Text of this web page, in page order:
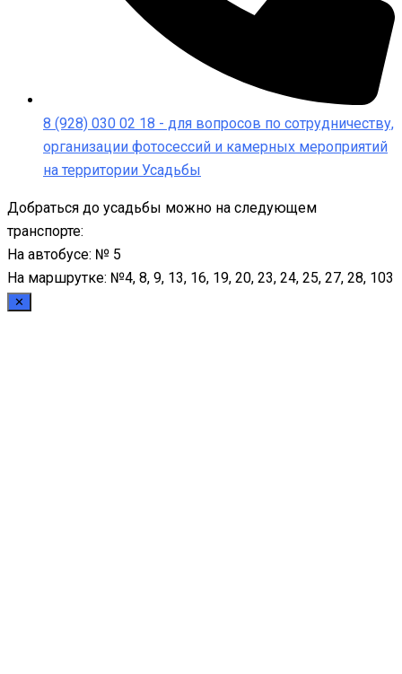
8 (928) 030 02 18 - для вопросов по сотрудничеству,
организации фотосессий и камерных мероприятий
на территории Усадьбы
Добраться до усадьбы можно на следующем
транспорте:
На автобусе: № 5
На маршрутке: №4, 8, 9, 13, 16, 19, 20, 23, 24, 25, 27, 28, 103
✕